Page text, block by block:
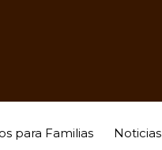
para Familias Noticias